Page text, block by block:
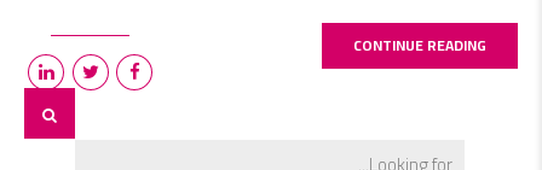
CONTINUE READING